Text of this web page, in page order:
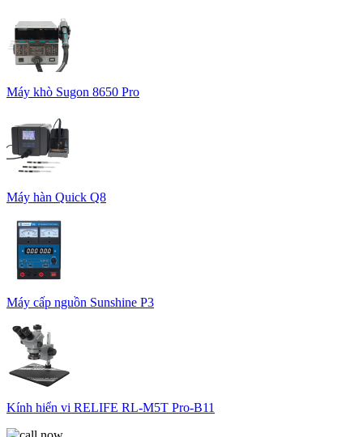
Máy khò Sugon 8650 Pro
Máy hàn Quick Q8
Máy cấp nguồn Sunshine P3
Kính hiển vi RELIFE RL-M5T Pro-B11